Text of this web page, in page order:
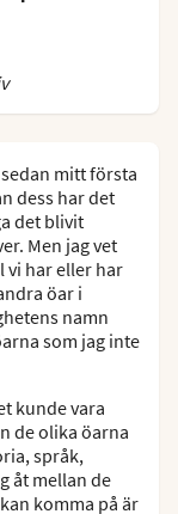
sedan mitt första
dess har det
det blivit
Men jag vet
vi har eller har
öar i
namn
som jag inte
kunde vara
de olika öarna
språk,
åt mellan de
komma på är